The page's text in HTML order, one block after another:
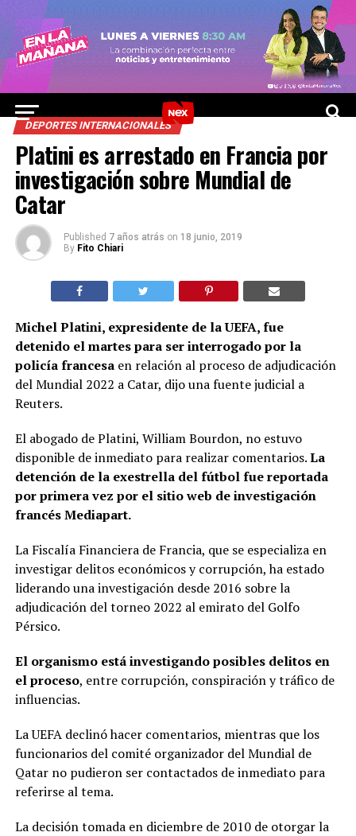
DEPORTES INTERNACIONALES
Platini es arrestado en Francia por
investigación sobre Mundial de
Catar
Published 7 años atrás on 18 junio, 2019
By Fito Chiari
Michel Platini, expresidente de la UEFA, fue
detenido el martes para ser interrogado por la
policía francesa en relación al proceso de adjudicación
del Mundial 2022 a Catar, dijo una fuente judicial a
Reuters.
El abogado de Platini, William Bourdon, no estuvo
disponible de inmediato para realizar comentarios.La
detención de la exestrella del fútbol fue reportada
por primera vez por el sitio web de investigación
francés Mediapart.
La Fiscalía Financiera de Francia, que se especializa en
investigar delitos económicos y corrupción, ha estado
liderando una investigación desde 2016 sobre la
adjudicación del torneo 2022 al emirato del Golfo
Pérsico.
El organismo está investigando posibles delitos en
el proceso, entre corrupción, conspiración y tráfico de
influencias.
La UEFA declinó hacer comentarios, mientras que los
funcionarios del comité organizador del Mundial de
Qatar no pudieron ser contactados de inmediato para
referirse al tema.
La decisión tomada en diciembre de 2010 de otorgar la